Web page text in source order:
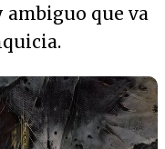
que va